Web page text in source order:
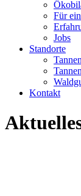
Für
Jobs
Standorte
Kontakt